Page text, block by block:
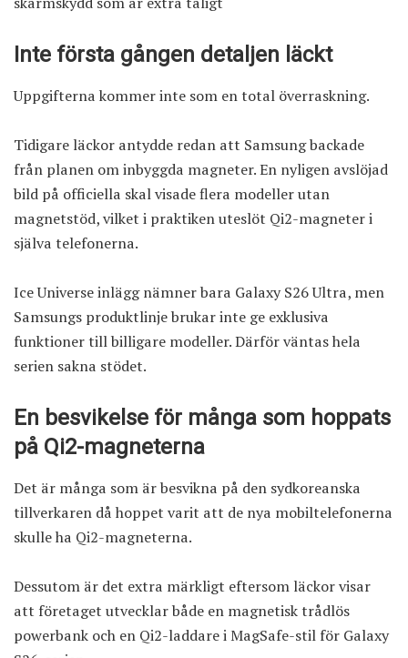
Inte första gången detaljen läckt
Uppgifterna kommer inte som en total överraskning.
Tidigare läckor antydde redan att Samsung backade
från planen om inbyggda magneter. En nyligen avslöjad
bild på officiella skal visade flera modeller utan
magnetstöd, vilket i praktiken uteslöt Qi2-magneter i
själva telefonerna.
Ice Universe inlägg nämner bara Galaxy S26 Ultra, men
Samsungs produktlinje brukar inte ge exklusiva
funktioner till billigare modeller. Därför väntas hela
serien sakna stödet.
En besvikelse för många som hoppats
på Qi2-magneterna
Det är många som är besvikna på den sydkoreanska
tillverkaren då hoppet varit att de nya mobiltelefonerna
skulle ha Qi2-magneterna.
Dessutom är det extra märkligt eftersom läckor visar
att företaget utvecklar både en magnetisk trådlös
powerbank och en Qi2-laddare i MagSafe-stil för Galaxy